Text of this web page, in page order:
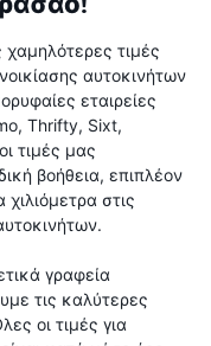
τιμές
αυτοκινήτων
εταιρείες
Thrifty, Sixt,
τιμές μας
βοήθεια, επιπλέον
στις
γραφεία
τις καλύτερες
οι τιμές για